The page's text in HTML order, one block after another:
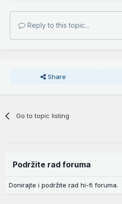
Reply to this topic...
Share
Go to topic listing
Podržite rad foruma
Donirajte i podržite rad hi-fi foruma.